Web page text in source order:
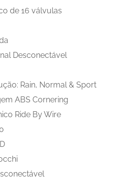
de 16 válvulas
Desconectável
Rain, Normal & Sport
ABS Cornering
Ride By Wire